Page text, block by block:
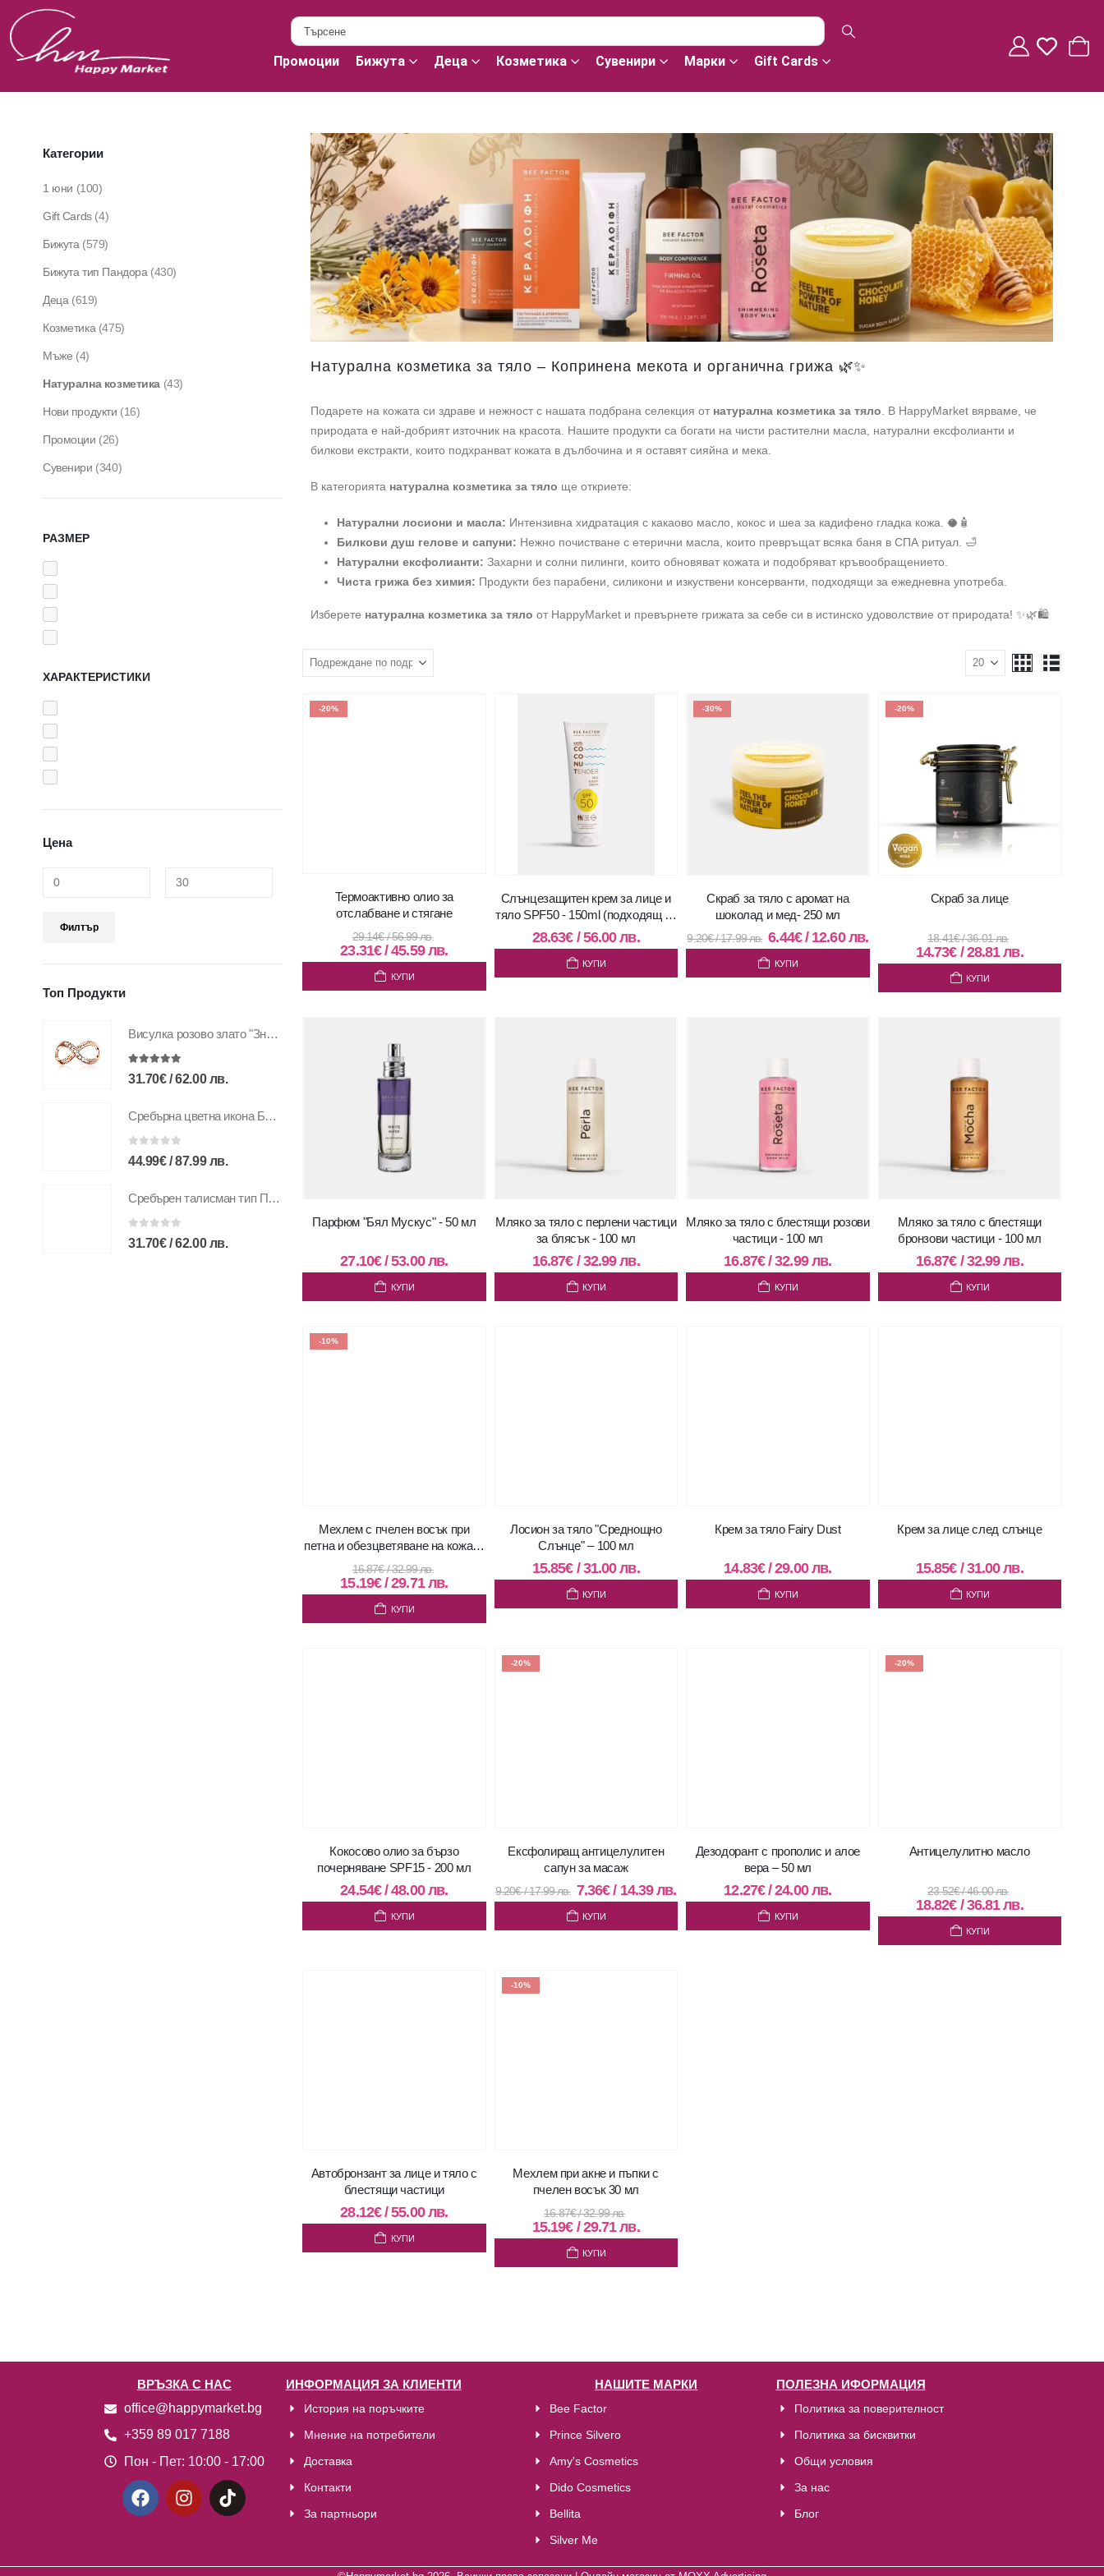
Промоции Бижута Деца Козметика Сувенири Марки Gift Cards
Натурална козметика за тяло – Копринена мекота и органична грижа 🌿✨
Подарете на кожата си здраве и нежност с нашата подбрана селекция от натурална козметика за тяло . В HappyMarket вярваме, че
природата е най-добрият източник на красота. Нашите продукти са богати на чисти растителни масла, натурални ексфолианти и
билкови екстракти, които подхранват кожата в дълбочина и я оставят сияйна и мека.
В категорията натурална козметика за тяло ще откриете:
Натурални лосиони и масла: Интензивна хидратация с какаово масло, кокос и шеа за кадифено гладка кожа. 🥥🧴
Билкови душ гелове и сапуни: Нежно почистване с етерични масла, които превръщат всяка баня в СПА ритуал. 🛁
Натурални ексфолианти: Захарни и солни пилинги, които обновяват кожата и подобряват кръвообращението.
Чиста грижа без химия: Продукти без парабени, силикони и изкуствени консерванти, подходящи за ежедневна употреба.
Изберете натурална козметика за тяло от HappyMarket и превърнете грижата за себе си в истинско удоволствие от природата! ✨🌿🛍️
-20%
Термоактивно олио за
отслабване и стягане
29.14€/56.99лв.
23.31€ /45.59лв.
КУПИ
Слънцезащитен крем за лице и
тяло SPF50 - 150ml (подходящ за
деца над 12 месеца)
28.63€ /56.00лв.
КУПИ
-30%
Скраб за тяло с аромат на
шоколад и мед- 250 мл
9.20€/17.99лв. 6.44€ / 12.60лв.
КУПИ
-20%
Скраб за лице
18.41€/36.01лв.
14.73€ /28.81лв.
КУПИ
Парфюм "Бял Мускус" - 50 мл
27.10€ /53.00лв.
КУПИ
Мляко за тяло с перлени частици
за блясък - 100 мл
16.87€ /32.99лв.
КУПИ
Мляко за тяло с блестящи розови
частици - 100 мл
16.87€ /32.99лв.
КУПИ
Мляко за тяло с блестящи
бронзови частици - 100 мл
16.87€ /32.99лв.
КУПИ
-10%
Мехлем с пчелен восък при
пeтна и обезцветяване на кожата
– 30 мл
16.87€/32.99лв.
15.19€ /29.71лв.
КУПИ
Лосион за тяло "Среднощно
Слънце" – 100 мл
15.85€ /31.00лв.
КУПИ
Крем за тяло Fairy Dust
14.83€ /29.00лв.
КУПИ
Крем за лице след слънце
15.85€ /31.00лв.
КУПИ
Кокосово олио за бързо
почерняване SPF15 - 200 мл
24.54€ /48.00лв.
КУПИ
-20%
Ексфолиращ антицелулитен
сапун за масаж
9.20€/17.99лв. 7.36€ / 14.39лв.
КУПИ
Дезодорант с прополис и алое
вера – 50 мл
12.27€ /24.00лв.
КУПИ
-20%
Антицелулитно масло
23.52€/46.00лв.
18.82€ /36.81лв.
КУПИ
Aвтобронзант за лице и тяло с
блестящи частици
28.12€ /55.00лв.
КУПИ
-10%
Мехлем при акне и пъпки с
пчелен восък 30 мл
16.87€/32.99лв.
15.19€ /29.71лв.
КУПИ
Категории
1 юни (100)
Gift Cards (4)
Бижута (579)
Бижута тип Пандора (430)
Деца (619)
Козметика (475)
Мъже (4)
Натурална козметика (43)
Нови продукти (16)
Промоции (26)
Сувенири (340)
РАЗМЕР
ХАРАКТЕРИСТИКИ
Цена
Филтър
Топ Продукти
Висулка розово злато "Знакът на безкрайността - семейство завинаги"
5.00out of 5
31.70€/62.00лв.
Сребърна цветна икона Благовещение,MA/E1113BX-C 15x21см
0out of 5
44.99€/87.99лв.
Сребърен талисман тип Пандора “Маргаритка с калинка”
0 out of 5
31.70€/62.00лв.
ВРЪЗКА С НАС
office@happymarket.bg
+359 89 017 7188
Пон - Пет: 10:00 - 17:00
ИНФОРМАЦИЯ ЗА КЛИЕНТИ
История на поръчките
Мнение на потребители
Доставка
Контакти
За партньори
НАШИТЕ МАРКИ
Bee Factor
Prince Silvero
Amy's Cosmetics
Dido Cosmetics
Bellita
Silver Me
ПОЛЕЗНА ИФОРМАЦИЯ
Политика за поверителност
Политика за бисквитки
Общи условия
За нас
Блог